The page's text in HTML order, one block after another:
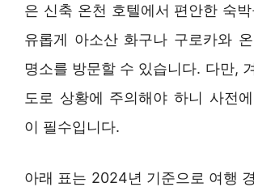
은 신축 온천 호텔에서 편안한 숙
유롭게 아소산 화구나 구로카와
명소를 방문할 수 있습니다. 다만,
도로 상황에 주의해야 하니 사전
이 필수입니다.
아래 표는 2024년 기준으로 여행